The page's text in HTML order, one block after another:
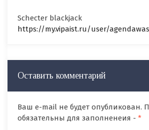
Schecter blackjack
https://my.vipaist.ru/user/
Оставить комментарий
Ваш e-mail не будет опубликован.
обязательны для заполненеия - *